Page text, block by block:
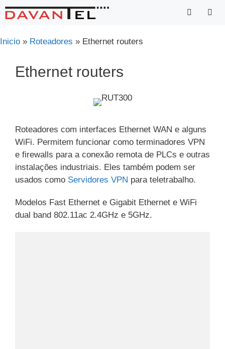
Saltar
para
conteúdo
Inicio » Roteadores » Ethernet routers
Ethernet routers
Roteadores com interfaces Ethernet WAN e alguns
WiFi. Permitem funcionar como terminadores VPN
e firewalls para a conexão remota de PLCs e outras
instalações industriais. Eles também podem ser
usados ​​como Servidores VPN para teletrabalho.
Modelos Fast Ethernet e Gigabit Ethernet e WiFi
dual band 802.11ac 2.4GHz e 5GHz.